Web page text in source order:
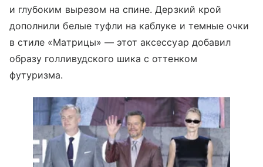
и глубоким вырезом на спине. Дерзкий крой
дополнили белые туфли на каблуке и темные очки
в стиле «Матрицы» — этот аксессуар добавил
образу голливудского шика с оттенком
футуризма.